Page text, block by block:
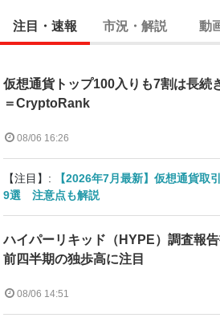
注目・速報 市況・解説 動
仮想通貨トップ100入りも7割は長続
＝CryptoRank
08/06 16:26
【注目】:
【2026年7月最新】仮想通貨取
9選 注意点も解説
ハイパーリキッド（HYPE）調査報告
前四半期の独歩高に注目
08/06 14:51